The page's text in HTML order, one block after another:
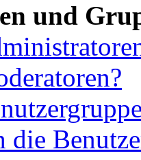
und
die